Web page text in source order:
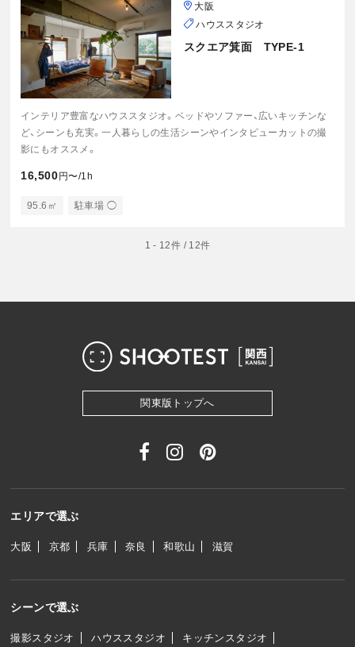
大阪
ハウススタジオ
スクエア箕面 TYPE-1
インテリア豊富なハウススタジオ。ベッドやソファー、広いキッチンな
ど、シーンも充実。一人暮らしの生活シーンやインタビューカットの撮
影にもオススメ。
16,500円〜/1h
95.6㎡ 駐車場 ◯
1 - 12件 / 12件
関東版トップへ
エリアで選ぶ
大阪 京都 兵庫 奈良 和歌山 滋賀
シーンで選ぶ
撮影スタジオ ハウススタジオ
キッチンスタジオ